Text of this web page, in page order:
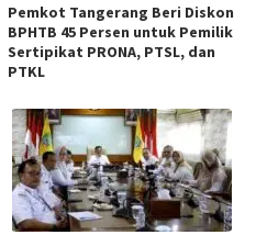
Pemkot Tangerang Beri Diskon
BPHTB 45 Persen untuk Pemilik
Sertipikat PRONA, PTSL, dan
PTKL